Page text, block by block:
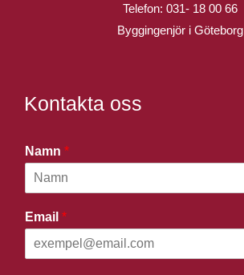
Telefon: 031- 18 00 66
Byggingenjör i Göteborg
Kontakta oss
Namn *
Email *